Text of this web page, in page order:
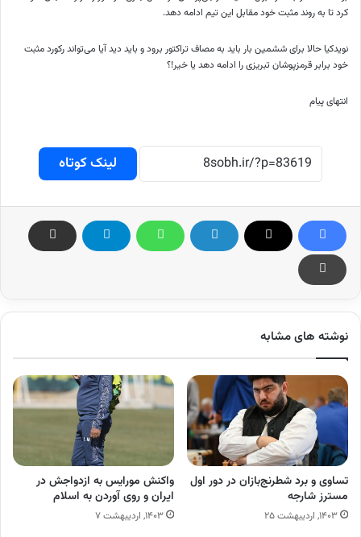
کرد تا به روند مثبت خود مقابل این تیم ادامه دهد.
نویدکیا حالا برای ششمین بار باید به مصاف تراکتور برود و باید دید آیا می‌تواند رکورد مثبت
خود برابر قرمزپوشان تبریزی را ادامه دهد یا خیر!؟
انتهای پیام
لینک کوتاه
نوشته های مشابه
تساوی و برد شطرنج‌بازان در دور اول
مسترز شارجه
۱۴۰۳, اردیبهشت ۲۵
واکنش مورایس به ازدواجش در
ایران و روی آوردن به اسلام
۱۴۰۳, اردیبهشت ۷